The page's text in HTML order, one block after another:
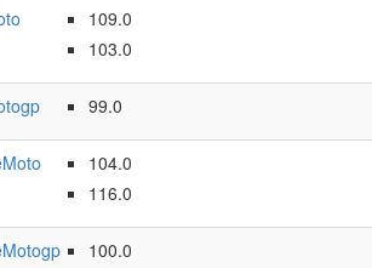
109.0
103.0
99.0
104.0
116.0
100.0